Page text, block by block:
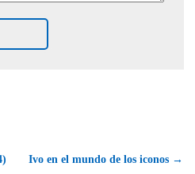
Ivo en el mundo de los iconos →